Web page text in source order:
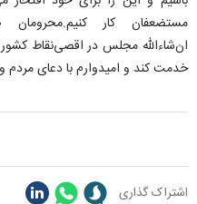
مستضعفان کار
ان‌شاءالله مجلس در اقصی‌نقاط کشور
خدمت کند و امیدوارم با دعای مردم
اشتراک گذاری